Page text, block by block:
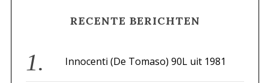
f
o
RECENTE BERICHTEN
Innocenti (De Tomaso) 90L uit 1981